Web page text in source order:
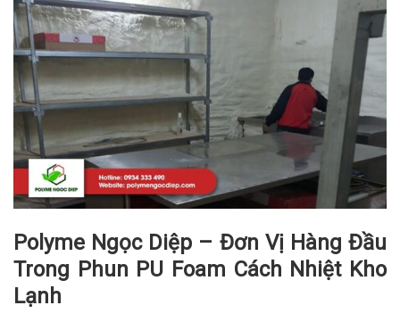
Polyme Ngọc Diệp – Đơn Vị Hàng Đầu
Trong Phun PU Foam Cách Nhiệt Kho
Lạnh